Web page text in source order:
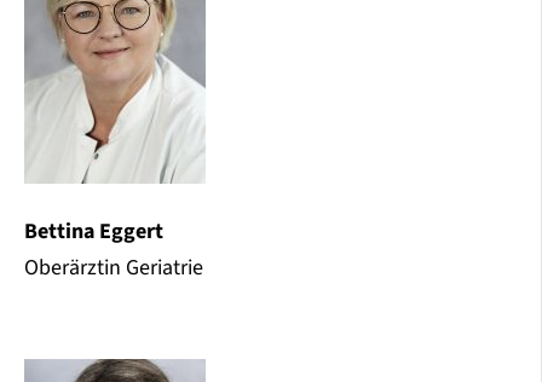
Bettina Eggert
Oberärztin Geriatrie